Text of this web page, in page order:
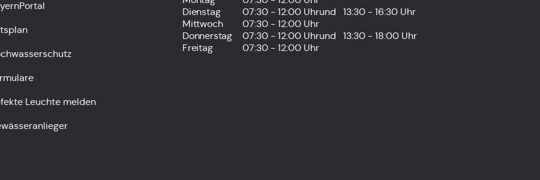
Leuchte melden
Dienstag
07:30 - 12:00 Uhrund
13:30 - 16:30 Uhr
Mittwoch
07:30 - 12:00 Uhr
Donnerstag
07:30 - 12:00 Uhrund
13:30 - 18:00 Uhr
Freitag
07:30 - 12:00 Uhr